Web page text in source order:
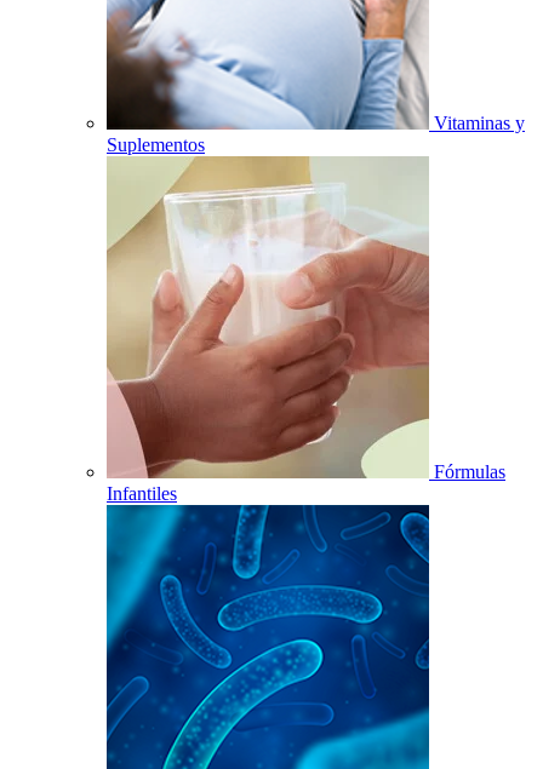
Vitaminas y
Suplementos
Fórmulas
Infantiles